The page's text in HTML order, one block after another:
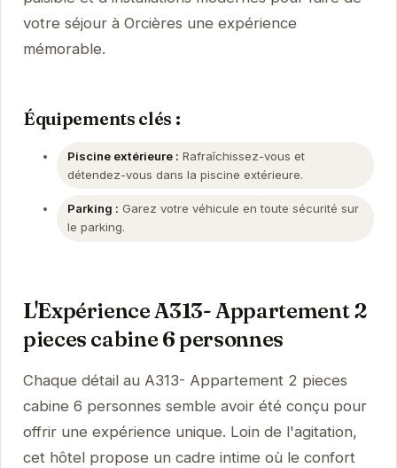
votre séjour à Orcières une expérience
mémorable.
Équipements clés :
Piscine extérieure : Rafraîchissez-vous et
détendez-vous dans la piscine extérieure.
Parking : Garez votre véhicule en toute sécurité sur
le parking.
L'Expérience A313- Appartement 2
pieces cabine 6 personnes
Chaque détail au A313- Appartement 2 pieces
cabine 6 personnes semble avoir été conçu pour
offrir une expérience unique. Loin de l'agitation,
cet hôtel propose un cadre intime où le confort